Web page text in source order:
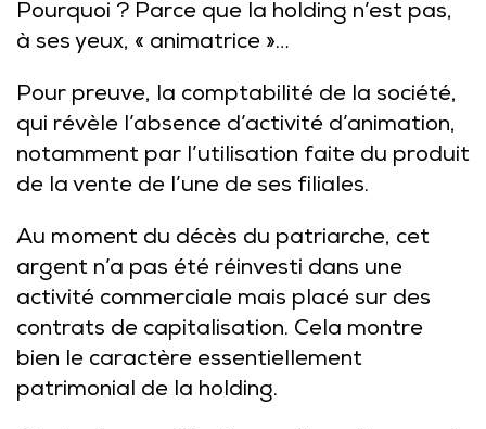
Pourquoi ? Parce que la holding n’est pas,
à ses yeux, « animatrice »…
Pour preuve, la comptabilité de la société,
qui révèle l’absence d’activité d’animation,
notamment par l’utilisation faite du produit
de la vente de l’une de ses filiales.
Au moment du décès du patriarche, cet
argent n’a pas été réinvesti dans une
activité commerciale mais placé sur des
contrats de capitalisation. Cela montre
bien le caractère essentiellement
patrimonial de la holding.